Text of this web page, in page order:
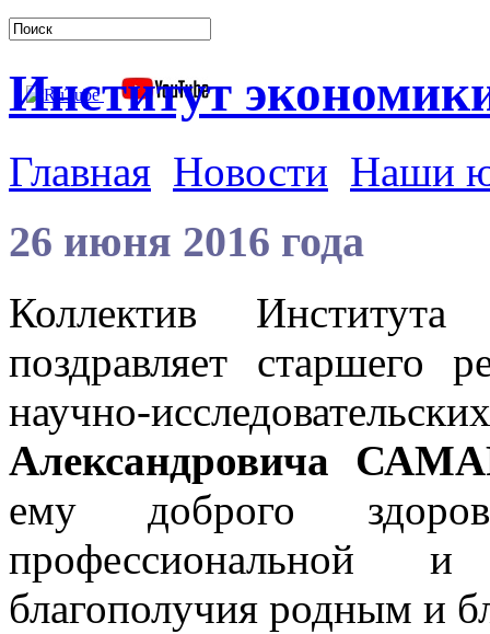
Институт
Главная Новости Наши
26 июня 2016 года
Коллектив
поздравляет старшего
научно-
Александровича
ему доброго
профессиональной и
благополучия родным и